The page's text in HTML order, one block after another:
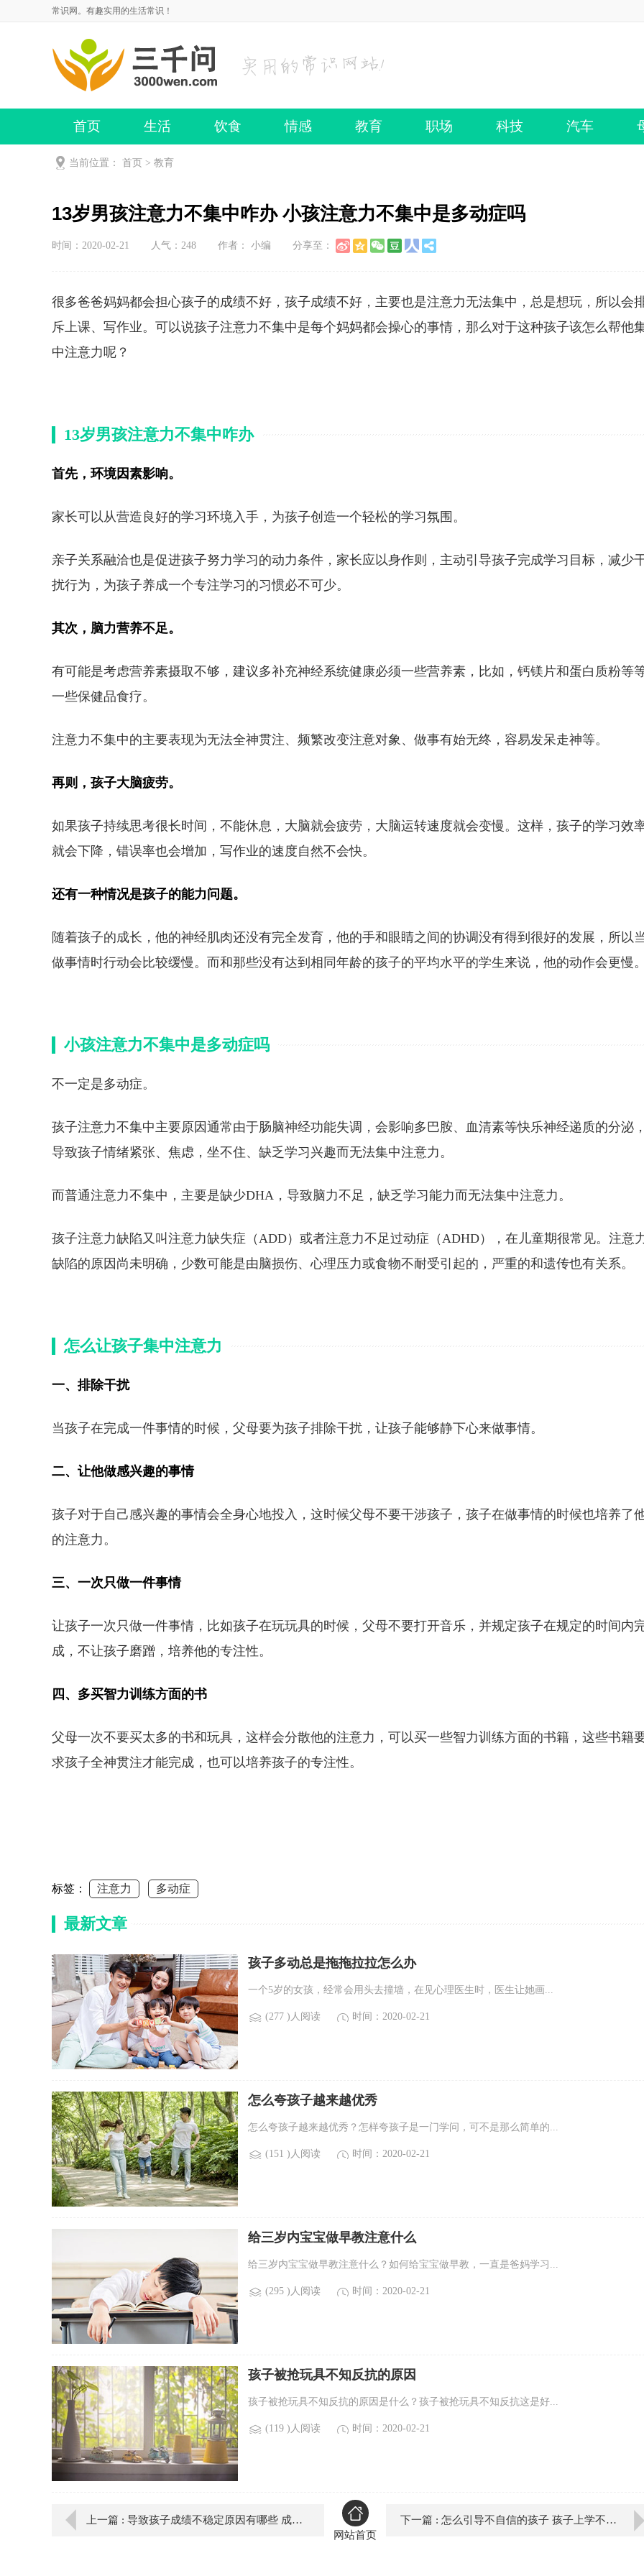
常识网。有趣实用的生活常识！
首页 生活 饮食 情感 教育 职场 科技 汽车
当前位置： 首页 > 教育
13岁男孩注意力不集中咋办 小孩注意力不集中是多动症吗
时间：2020-02-21 人气： 248 作者： 小编 分享至：
很多爸爸妈妈都会担心孩子的成绩不好，孩子成绩不好，主要也是注意力无法集中，总是想玩，所以会
斥上课、写作业。可以说孩子注意力不集中是每个妈妈都会操心的事情，那么对于这种孩子该怎么帮他
中注意力呢？
13岁男孩注意力不集中咋办
首先，环境因素影响。
家长可以从营造良好的学习环境入手，为孩子创造一个轻松的学习氛围。
亲子关系融洽也是促进孩子努力学习的动力条件，家长应以身作则，主动引导孩子完成学习目标，减少
扰行为，为孩子养成一个专注学习的习惯必不可少。
其次，脑力营养不足。
有可能是考虑营养素摄取不够，建议多补充神经系统健康必须一些营养素，比如，钙镁片和蛋白质粉等
一些保健品食疗。
注意力不集中的主要表现为无法全神贯注、频繁改变注意对象、做事有始无终，容易发呆走神等。
再则，孩子大脑疲劳。
如果孩子持续思考很长时间，不能休息，大脑就会疲劳，大脑运转速度就会变慢。这样，孩子的学习效
就会下降，错误率也会增加，写作业的速度自然不会快。
还有一种情况是孩子的能力问题。
随着孩子的成长，他的神经肌肉还没有完全发育，他的手和眼睛之间的协调没有得到很好的发展，所以
做事情时行动会比较缓慢。而和那些没有达到相同年龄的孩子的平均水平的学生来说，他的动作会更慢
小孩注意力不集中是多动症吗
不一定是多动症。
孩子注意力不集中主要原因通常由于肠脑神经功能失调，会影响多巴胺、血清素等快乐神经递质的分泌
导致孩子情绪紧张、焦虑，坐不住、缺乏学习兴趣而无法集中注意力。
而普通注意力不集中，主要是缺少DHA，导致脑力不足，缺乏学习能力而无法集中注意力。
孩子注意力缺陷又叫注意力缺失症（ADD）或者注意力不足过动症（ADHD），在儿童期很常见。注意
缺陷的原因尚未明确，少数可能是由脑损伤、心理压力或食物不耐受引起的，严重的和遗传也有关系。
怎么让孩子集中注意力
一、排除干扰
当孩子在完成一件事情的时候，父母要为孩子排除干扰，让孩子能够静下心来做事情。
二、让他做感兴趣的事情
孩子对于自己感兴趣的事情会全身心地投入，这时候父母不要干涉孩子，孩子在做事情的时候也培养了
的注意力。
三、一次只做一件事情
让孩子一次只做一件事情，比如孩子在玩玩具的时候，父母不要打开音乐，并规定孩子在规定的时间内
成，不让孩子磨蹭，培养他的专注性。
四、多买智力训练方面的书
父母一次不要买太多的书和玩具，这样会分散他的注意力，可以买一些智力训练方面的书籍，这些书籍
求孩子全神贯注才能完成，也可以培养孩子的专注性。
标签： 注意力 多动症
最新文章
孩子多动总是拖拖拉拉怎么办
一个5岁的女孩，经常会用头去撞墙，在见心理医生时，医生让她画...
(277 )人阅读 时间：2020-02-21
怎么夸孩子越来越优秀
怎么夸孩子越来越优秀？怎样夸孩子是一门学问，可不是那么简单的...
(151 )人阅读 时间：2020-02-21
给三岁内宝宝做早教注意什么
给三岁内宝宝做早教注意什么？如何给宝宝做早教，一直是爸妈学习...
(295 )人阅读 时间：2020-02-21
孩子被抢玩具不知反抗的原因
孩子被抢玩具不知反抗的原因是什么？孩子被抢玩具不知反抗这是好...
(119 )人阅读 时间：2020-02-21
上一篇 : 导致孩子成绩不稳定原因有哪些 成绩不稳定家长如何引导
网站首页
下一篇 : 怎么引导不自信的孩子 孩子上学不爱说话怎么办